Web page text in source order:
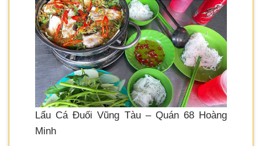
Lẩu Cá Đuối Vũng Tàu – Quán 68 Hoàng
Minh